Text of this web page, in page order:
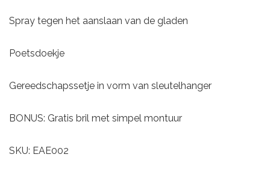
Spray tegen het aanslaan van de gladen
Poetsdoekje
Gereedschapssetje in vorm van sleutelhanger
BONUS: Gratis bril met simpel montuur
SKU: EAE002